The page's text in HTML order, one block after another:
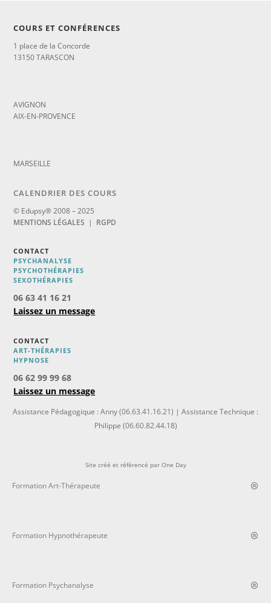
COURS ET CONFÉRENCES
1 place de la Concorde
13150 TARASCON
AVIGNON
AIX-EN-PROVENCE
MARSEILLE
CALENDRIER DES COURS
© Edupsy® 2008 – 2025
MENTIONS LÉGALES | RGPD
CONTACT
PSYCHANALYSE
PSYCHOTHÉRAPIES
SEXOTHÉRAPIES
06 63 41 16 21
Laissez un message
CONTACT
ART-THÉRAPIES
HYPNOSE
06 62 99 99 68
Laissez un message
Assistance Pédagogique : Anny (06.63.41.16.21) | Assistance Technique :
Philippe (06.60.82.44.18)
Site créé et référencé par One Day
Formation Art-Thérapeute
Formation Hypnothérapeute
Formation Psychanalyse